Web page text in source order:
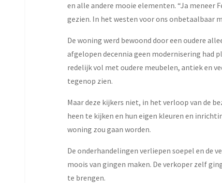
en alle andere mooie elementen. “Ja meneer
gezien. In het westen voor ons onbetaalbaar
De woning werd bewoond door een oudere
afgelopen decennia geen modernisering had
redelijk vol met oudere meubelen, antiek en
tegenop zien.
Maar deze kijkers niet, in het verloop van de
heen te kijken en hun eigen kleuren en
woning zou gaan worden.
De onderhandelingen verliepen soepel en de
moois van gingen maken. De verkoper zelf
te brengen.